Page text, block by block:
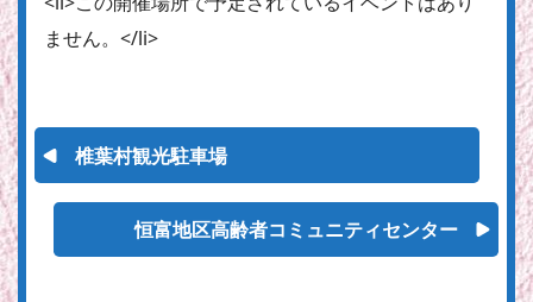
ません。</li>
椎葉村観光駐車場
恒富地区高齢者コミュニティセンター